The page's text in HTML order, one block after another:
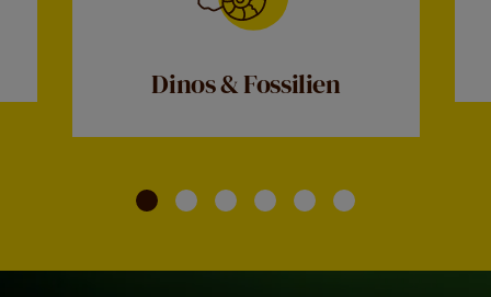
Dinos & Fossilien